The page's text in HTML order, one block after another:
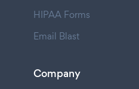
HIPAA Forms
Email Blast
Company